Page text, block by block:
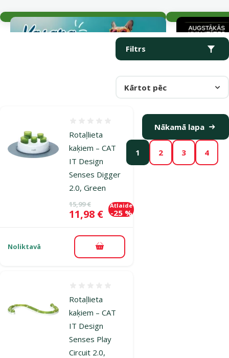
Filtrs
Kārtot pēc
Produkti kategorijā Interaktīvās rotaļlietas kaķiem
Rotaļlieta
kaķiem – CAT
IT Design
Senses Digger
2.0, Green
Oriģinālā cena
15,99 €
Cena
11,98 €
Atlaide
-25 %
Noliktavā Pievienot grozam
Rotaļlieta
kaķiem – CAT
IT Design
Senses Play
Circuit 2.0,
1 2 3 4
Nākamā lapa